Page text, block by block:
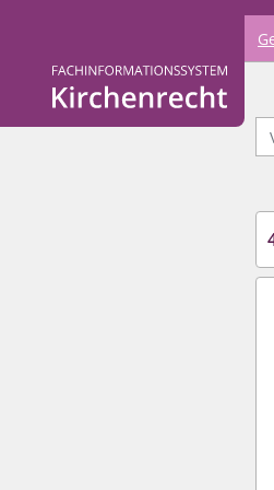
Logo Fachinformationssystem